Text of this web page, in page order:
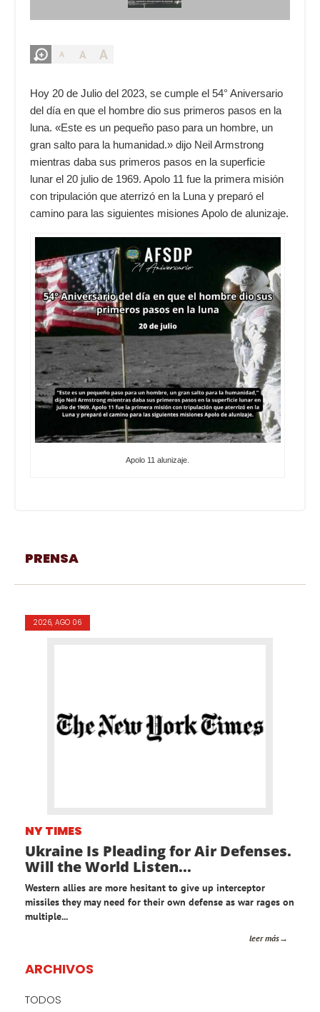
A A A
Hoy 20 de Julio del 2023, se cumple el 54° Aniversario
del día en que el hombre dio sus primeros pasos en la
luna. «Este es un pequeño paso para un hombre, un
gran salto para la humanidad.» dijo Neil Armstrong
mientras daba sus primeros pasos en la superficie
lunar el 20 julio de 1969. Apolo 11 fue la primera misión
con tripulación que aterrizó en la Luna y preparó el
camino para las siguientes misiones Apolo de alunizaje.
Apolo 11 alunizaje.
PRENSA
2026, AGO 06
NY TIMES
Ukraine Is Pleading for Air Defenses.
Will the World Listen...
Western allies are more hesitant to give up interceptor
missiles they may need for their own defense as war rages on
multiple...
leer más
ARCHIVOS
TODOS